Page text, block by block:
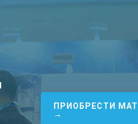
ПРИОБРЕСТИ
→